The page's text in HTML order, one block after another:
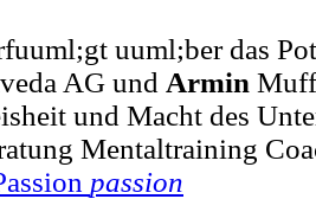
uuml;ber das
AG und Armin
und Macht des
Mentaltraining
passion